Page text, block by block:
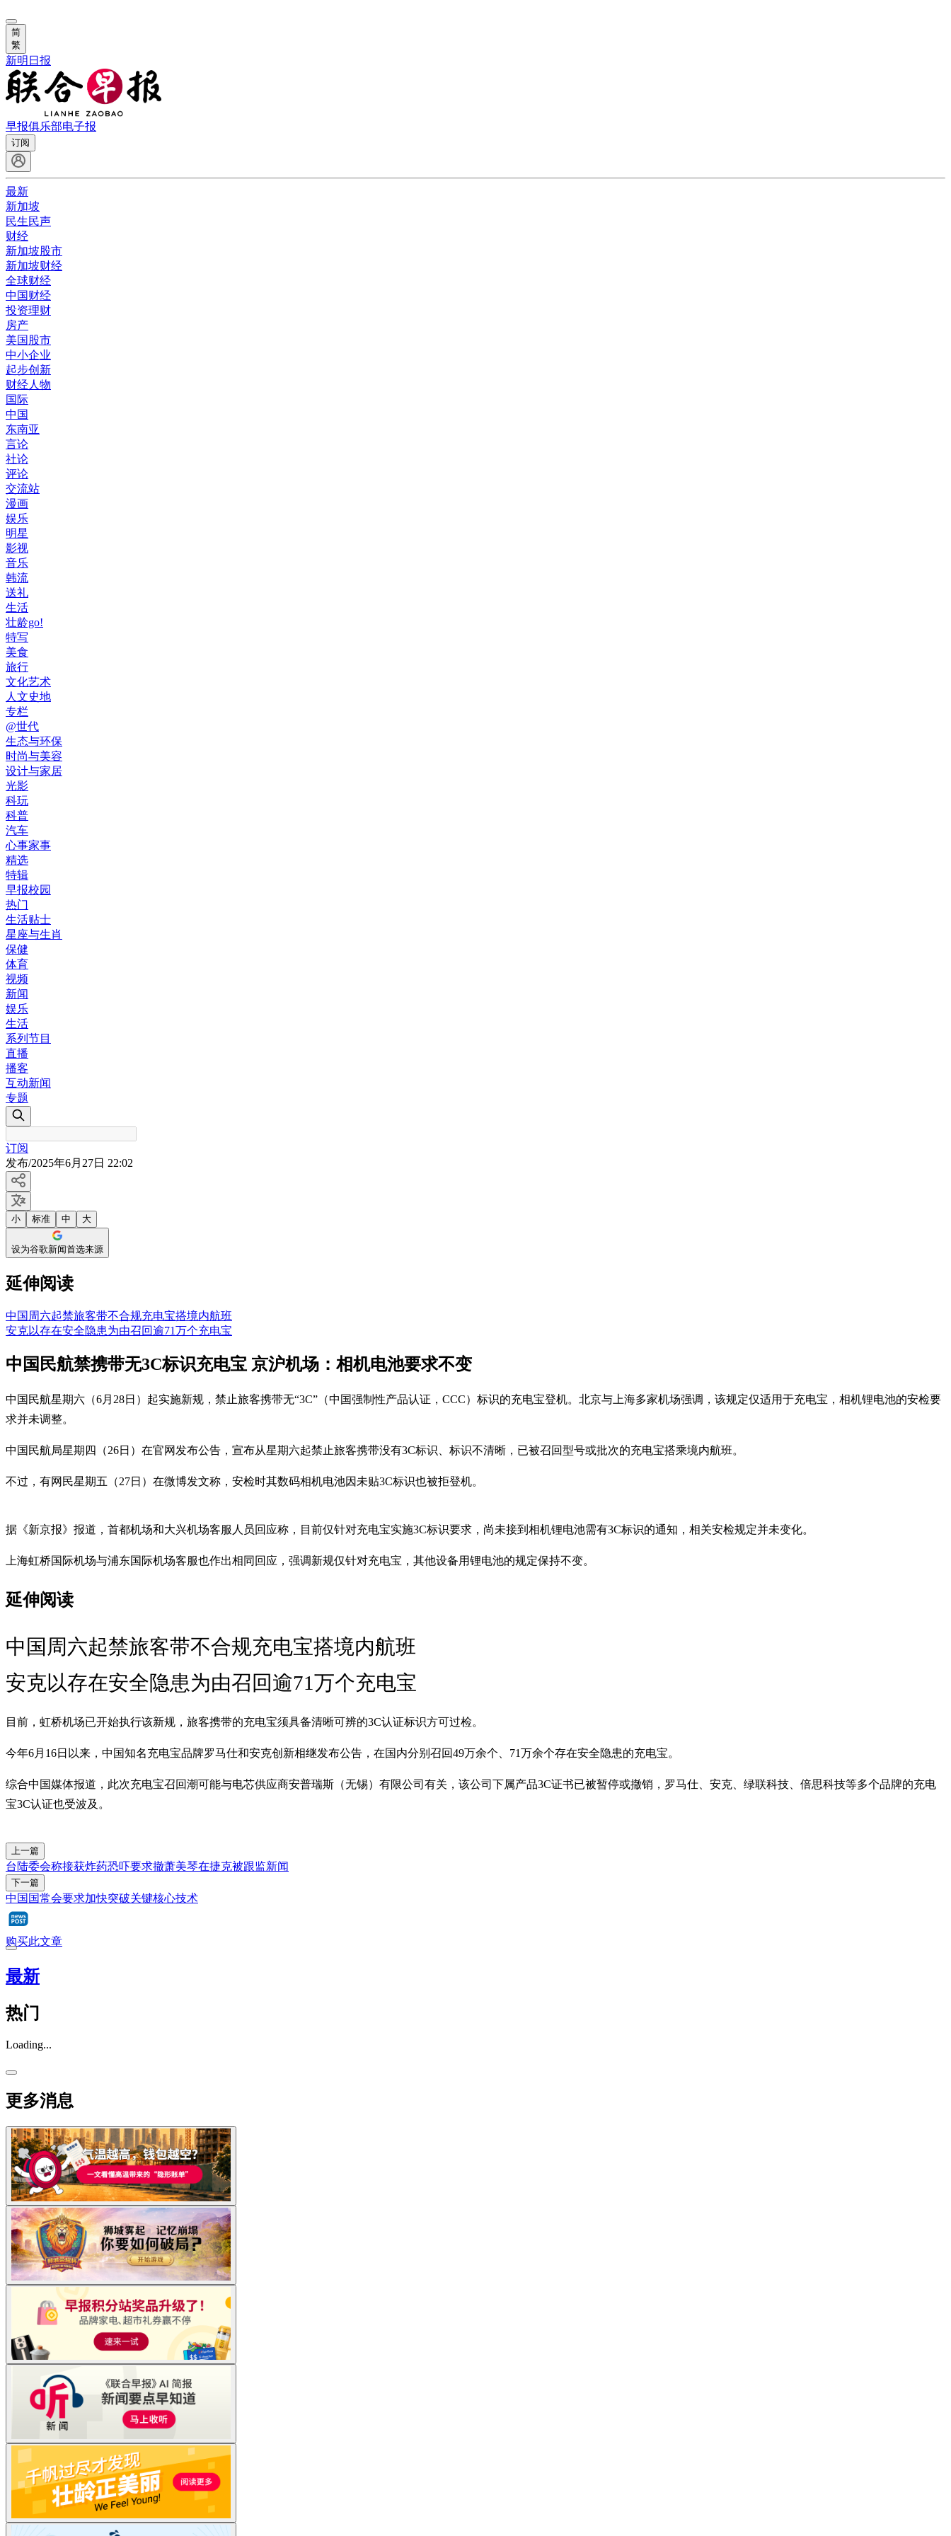
简
繁
新明日报
早报俱乐部电子报
订阅
最新
新加坡
民生民声
财经
新加坡股市
新加坡财经
全球财经
中国财经
投资理财
房产
美国股市
中小企业
起步创新
财经人物
国际
中国
东南亚
言论
社论
评论
交流站
漫画
娱乐
明星
影视
音乐
韩流
送礼
生活
壮龄go!
特写
美食
旅行
文化艺术
人文史地
专栏
@世代
生态与环保
时尚与美容
设计与家居
光影
科玩
科普
汽车
心事家事
精选
特辑
早报校园
热门
生活贴士
星座与生肖
保健
体育
视频
新闻
娱乐
生活
系列节目
直播
播客
互动新闻
专题
订阅
发布/2025年6月27日 22:02
小 标准 中 大
设为谷歌新闻首选来源
延伸阅读
中国周六起禁旅客带不合规充电宝搭境内航班
安克以存在安全隐患为由召回逾71万个充电宝
中国民航禁携带无3C标识充电宝 京沪机场：相机电池要求不变
中国民航星期六（6月28日）起实施新规，禁止旅客携带无“3C”（中国强制性产品认证，CCC）标识的充电宝登机。北京与上海多家机场强调，该规定仅适用于充电宝，相机锂电池的安检要
求并未调整。
中国民航局星期四（26日）在官网发布公告，宣布从星期六起禁止旅客携带没有3C标识、标识不清晰，已被召回型号或批次的充电宝搭乘境内航班。
不过，有网民星期五（27日）在微博发文称，安检时其数码相机电池因未贴3C标识也被拒登机。
据《新京报》报道，首都机场和大兴机场客服人员回应称，目前仅针对充电宝实施3C标识要求，尚未接到相机锂电池需有3C标识的通知，相关安检规定并未变化。
上海虹桥国际机场与浦东国际机场客服也作出相同回应，强调新规仅针对充电宝，其他设备用锂电池的规定保持不变。
延伸阅读
中国周六起禁旅客带不合规充电宝搭境内航班
安克以存在安全隐患为由召回逾71万个充电宝
目前，虹桥机场已开始执行该新规，旅客携带的充电宝须具备清晰可辨的3C认证标识方可过检。
今年6月16日以来，中国知名充电宝品牌罗马仕和安克创新相继发布公告，在国内分别召回49万余个、71万余个存在安全隐患的充电宝。
综合中国媒体报道，此次充电宝召回潮可能与电芯供应商安普瑞斯（无锡）有限公司有关，该公司下属产品3C证书已被暂停或撤销，罗马仕、安克、绿联科技、倍思科技等多个品牌的充电
宝3C认证也受波及。
上一篇
台陆委会称接获炸药恐吓要求撤萧美琴在捷克被跟监新闻
下一篇
中国国常会要求加快突破关键核心技术
购买此文章
最新
热门
Loading...
更多消息